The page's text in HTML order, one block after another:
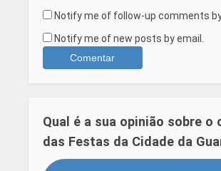
Notify me of follow-up comments
Notify me of new posts by email.
Qual é a sua opinião sobre o
das Festas da Cidade da